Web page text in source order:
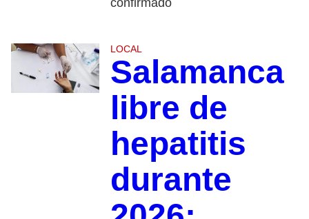
LOCAL
Salamanca
libre de
hepatitis
durante